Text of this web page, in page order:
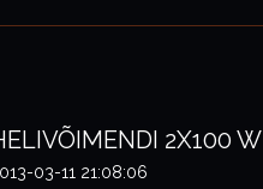
2X100 W
03-11 21:08:06